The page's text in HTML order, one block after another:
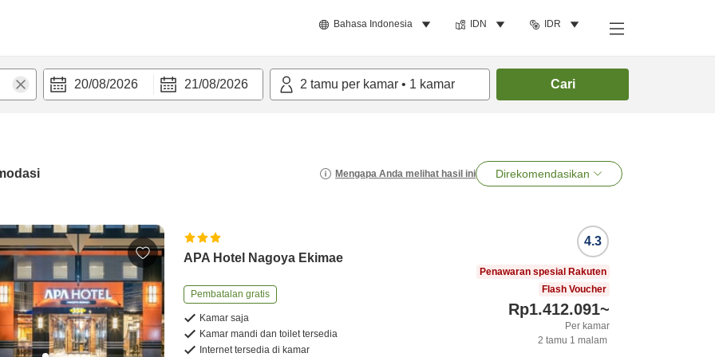
Bahasa Indonesia IDN IDR
20/08/2026 21/08/2026 2 tamu per kamar • 1 kamar Cari
Mengapa Anda melihat hasil ini Direkomendasikan
APA Hotel Nagoya Ekimae
Pembatalan gratis
Kamar saja
Kamar mandi dan toilet tersedia
Internet tersedia di kamar
4.3
Penawaran spesial Rakuten
Flash Voucher
Rp1.412.091~
Per kamar
2 tamu 1 malam